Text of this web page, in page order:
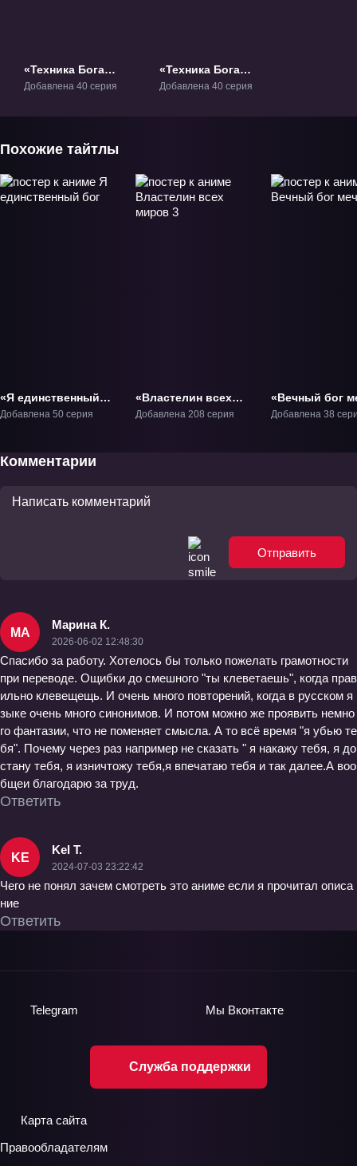
«Техника Бога
звёздных боевых
Добавлена 40 серия
«Техника Бога
звёздных боевых
Добавлена 40 серия
Похожие тайтлы
«Я единственный
бог» ТВ-1
Добавлена 50 серия
«Властелин всех
миров 3» ТВ-3
Добавлена 208 серия
«Вечный бог
ТВ-1
Добавлена 38
Комментарии
Отправить
МА
Марина К.
2026-06-02 12:48:30
Спасибо за работу. Хотелось бы только пожелать грамотности
при переводе. Ощибки до смешного "ты клеветаешь", когда прав
ильно клевещещь. И очень много повторений, когда в русском я
зыке очень много синонимов. И потом можно же проявить немно
го фантазии, что не поменяет смысла. А то всё время "я убью те
бя". Почему через раз например не сказать " я накажу тебя, я до
стану тебя, я изничтожу тебя,я впечатаю тебя и так далее.А воо
бщеи благодарю за труд.
Ответить
KE
Kel T.
2024-07-03 23:22:42
Чего не понял зачем смотреть это аниме если я прочитал описа
ние
Ответить
Служба поддержки
Telegram Мы Вконтакте
Карта сайта
Правообладателям